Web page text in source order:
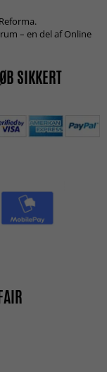
– en del af Online
SIKKERT